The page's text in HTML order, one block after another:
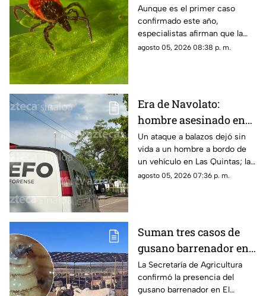
del virus Bourbon,
enfermedad
transmitida por
garrapatas
Aunque es el primer caso
confirmado este año,
especialistas afirman que la
enfermedad podría estar más
agosto 05, 2026 08:38 p. m.
Era de Navolato:
hombre asesinado en
Las Quintas, Culiacán,
ya fue identificado
Un ataque a balazos dejó sin
vida a un hombre a bordo de
un vehículo en Las Quintas; la
identidad de la víctima ya fue
agosto 05, 2026 07:36 p. m.
Suman tres casos de
gusano barrenador en
ganado al sur de
Sinaloa
La Secretaría de Agricultura
confirmó la presencia del
gusano barrenador en El